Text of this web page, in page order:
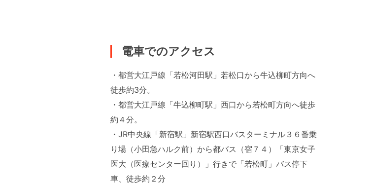
電車でのアクセス
・都営大江戸線「若松河田駅」若松口から牛込柳町方向へ
徒歩約3分。
・都営大江戸線「牛込柳町駅」西口から若松町方向へ徒歩
約４分。
・JR中央線「新宿駅」新宿駅西口バスターミナル３６番乗
り場（小田急ハルク前）から都バス（宿７４）「東京女子
医大（医療センター回り）」行きで「若松町」バス停下
車、徒歩約２分